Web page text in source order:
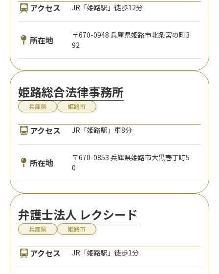
アクセス JR「姫路駅」徒歩12分
所在地
〒670-0948 兵庫県姫路市北条宮の町3
92
姫路総合法律事務所
兵庫県 姫路市
アクセス JR「姫路駅」車8分
所在地
〒670-0853 兵庫県姫路市大黒壱丁町5
0
弁護士法人 レクシード
兵庫県 姫路市
アクセス JR「姫路駅」徒歩1分